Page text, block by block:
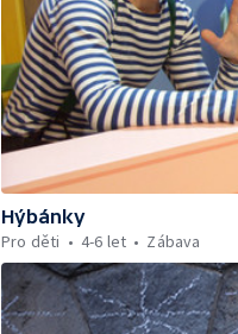
Hýbánky
Pro děti
4-6 let Zábava